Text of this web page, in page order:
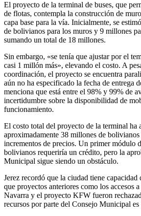
El proyecto de la terminal de buses, que
de flotas, contempla la construcción de
capa base para la vía. Inicialmente, se
de bolivianos para los muros y 9 millones
sumando un total de 18 millones.
Sin embargo, «se tenía que ajustar por el
casi 1 millón más», elevando el costo. A
coordinación, el proyecto se encuentra
aún no ha especificado la fecha de entrega
menciona que está entre el 98% y 99% de
incertidumbre sobre la disponibilidad de
funcionamiento.
El costo total del proyecto de la terminal ha
aproximadamente 38 millones de
incrementos de precios. Un primer módulo
bolivianos requeriría un crédito, pero la
Municipal sigue siendo un obstáculo.
Jerez recordó que la ciudad tiene capacidad
que proyectos anteriores como los accesos
Navarra y el proyecto KFW fueron
recursos por parte del Consejo Municipal es